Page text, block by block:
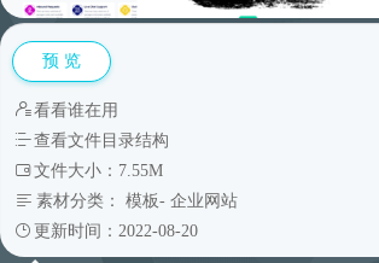
预 览
看看谁在用
查看文件目录结构
文件大小：7.55M
素材分类： 模板- 企业网站
更新时间：2022-08-20